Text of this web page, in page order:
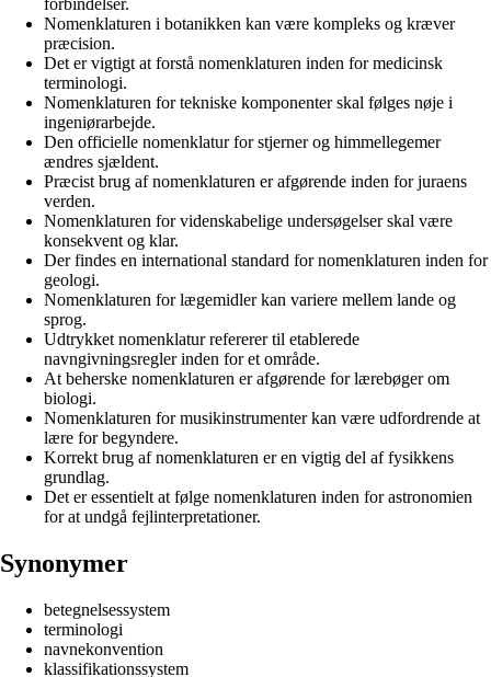
Nomenklaturen i botanikken kan være kompleks og kræver
præcision.
Det er vigtigt at forstå nomenklaturen inden for medicinsk
terminologi.
Nomenklaturen for tekniske komponenter skal følges nøje i
ingeniørarbejde.
Den officielle nomenklatur for stjerner og himmellegemer
ændres sjældent.
Præcist brug af nomenklaturen er afgørende inden for juraens
verden.
Nomenklaturen for videnskabelige undersøgelser skal være
konsekvent og klar.
Der findes en international standard for nomenklaturen inden for
geologi.
Nomenklaturen for lægemidler kan variere mellem lande og
sprog.
Udtrykket nomenklatur refererer til etablerede
navngivningsregler inden for et område.
At beherske nomenklaturen er afgørende for lærebøger om
biologi.
Nomenklaturen for musikinstrumenter kan være udfordrende at
lære for begyndere.
Korrekt brug af nomenklaturen er en vigtig del af fysikkens
grundlag.
Det er essentielt at følge nomenklaturen inden for astronomien
for at undgå fejlinterpretationer.
Synonymer
betegnelsessystem
terminologi
navnekonvention
klassifikationssystem